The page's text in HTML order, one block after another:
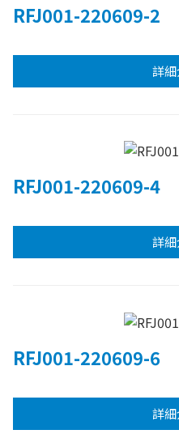
RFJ001-220609-2
詳
RFJ001-220609-4
詳
RFJ001-220609-6
詳